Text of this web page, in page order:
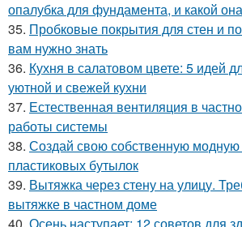
опалубка для фундамента, и какой
35. Пробковые покрытия для стен и
вам нужно знать
36. Кухня в салатовом цвете: 5 идей
уютной и свежей кухни
37. Естественная вентиляция в
работы системы
38. Создай свою собственную модную
пластиковых бутылок
39. Вытяжка через стену на улицу.
вытяжке в частном доме